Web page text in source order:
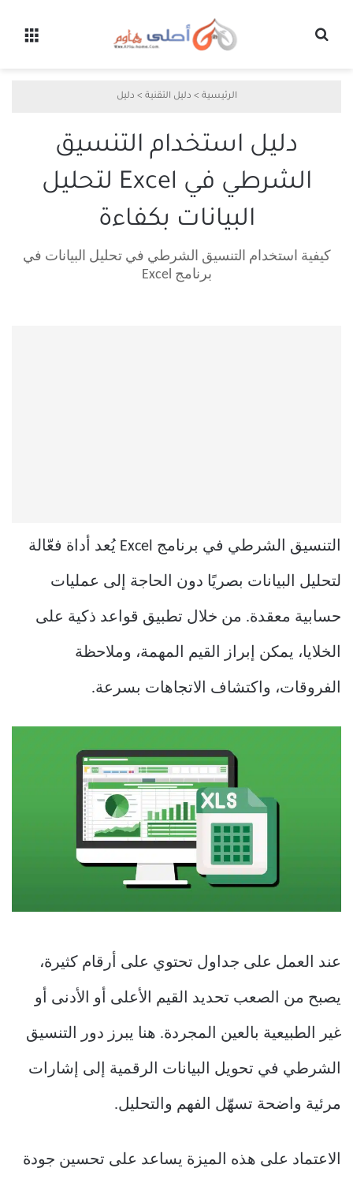
الرئيسية > دليل التقنية > دليل
دليل استخدام التنسيق
الشرطي في Excel لتحليل
البيانات بكفاءة
كيفية استخدام التنسيق الشرطي في تحليل البيانات في
برنامج Excel
التنسيق الشرطي في برنامج Excel يُعد أداة فعّالة
لتحليل البيانات بصريًا دون الحاجة إلى عمليات
حسابية معقدة. من خلال تطبيق قواعد ذكية على
الخلايا، يمكن إبراز القيم المهمة، وملاحظة
الفروقات، واكتشاف الاتجاهات بسرعة.
عند العمل على جداول تحتوي على أرقام كثيرة،
يصبح من الصعب تحديد القيم الأعلى أو الأدنى أو
غير الطبيعية بالعين المجردة. هنا يبرز دور التنسيق
الشرطي في تحويل البيانات الرقمية إلى إشارات
مرئية واضحة تسهّل الفهم والتحليل.
الاعتماد على هذه الميزة يساعد على تحسين جودة